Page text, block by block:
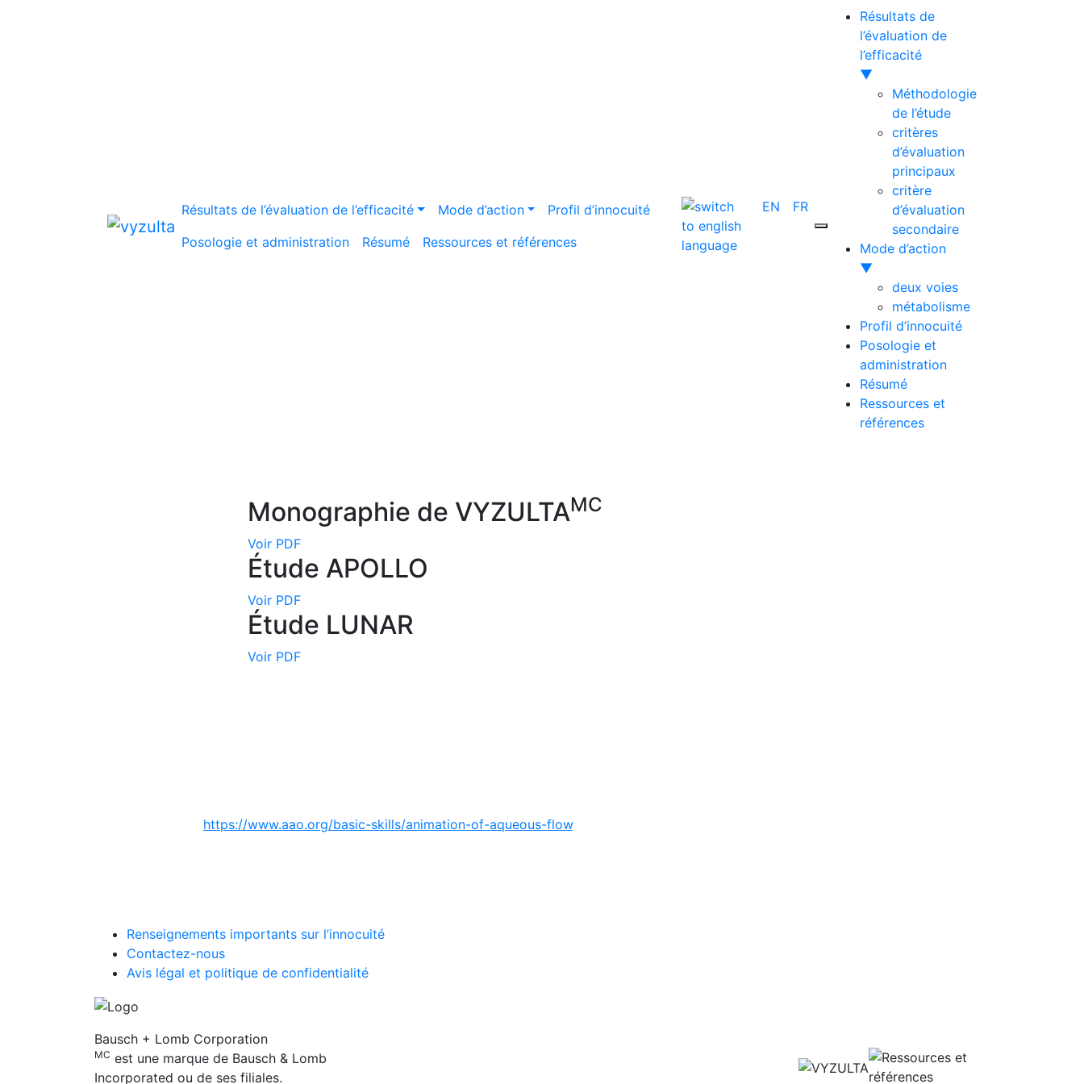
Résultats de l’évaluation de l’efficacité Mode d’action
Profil d’innocuité
Posologie et administration
Résumé Ressources et références
EN FR
Résultats de
l’évaluation de
l’efficacité
▼
Méthodologie
de l’étude
critères
d’évaluation
principaux
critère
d’évaluation
secondaire
Mode d’action
▼
deux voies
métabolisme
Profil d’innocuité
Posologie et
administration
Résumé
Ressources et
références
Monographie de VYZULTAMC
Voir PDF
Étude APOLLO
Voir PDF
Étude LUNAR
Voir PDF
https://www.aao.org/basic-skills/animation-of-aqueous-flow. Consulté le 14 mars 2019.
Renseignements importants sur l’innocuité
Contactez-nous
Avis légal et politique de confidentialité
Bausch + Lomb Corporation
MC est une marque de Bausch & Lomb
Incorporated ou de ses filiales.